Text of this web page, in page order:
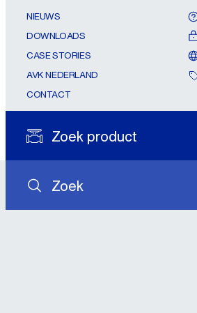
Zoek
Zoek product
NIEUWS
DOWNLOADS
CASE STORIES
AVK NEDERLAND
CONTACT